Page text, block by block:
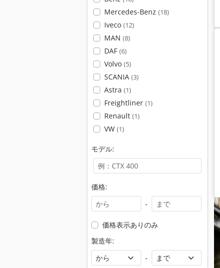
Mercedes-Benz (18)
Iveco (12)
MAN (8)
DAF (6)
Volvo (5)
SCANIA (3)
Astra (1)
Freightliner (1)
Renault (1)
VW (1)
モデル:
価格:
-
価格表示ありのみ
製造年:
-